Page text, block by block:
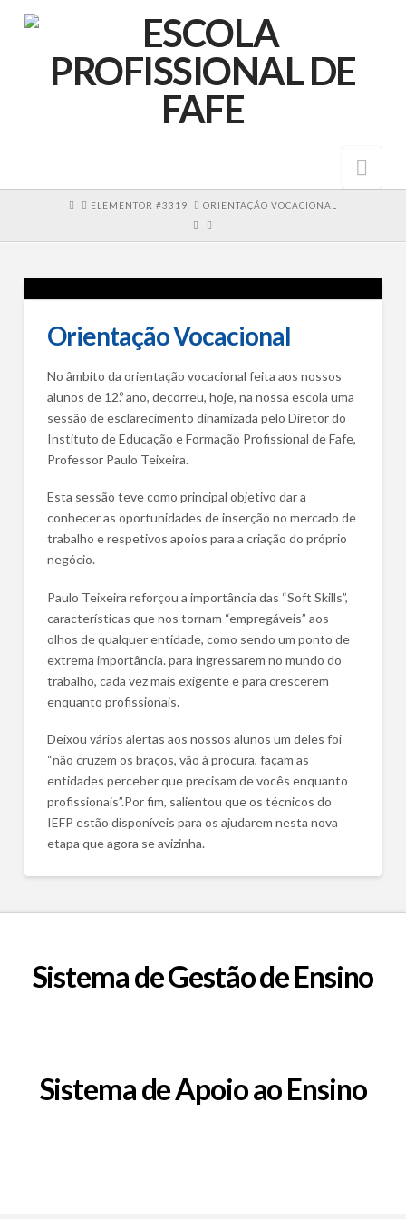
HOMEELEMENTOR #3319 ORIENTAÇÃO VOCACIONAL
Orientação Vocacional
No âmbito da orientação vocacional feita aos nossos
alunos de 12.º ano, decorreu, hoje, na nossa escola uma
sessão de esclarecimento dinamizada pelo Diretor do
Instituto de Educação e Formação Profissional de Fafe,
Professor Paulo Teixeira.
Esta sessão teve como principal objetivo dar a
conhecer as oportunidades de inserção no mercado de
trabalho e respetivos apoios para a criação do próprio
negócio.
Paulo Teixeira reforçou a importância das “Soft Skills”,
características que nos tornam “empregáveis” aos
olhos de qualquer entidade, como sendo um ponto de
extrema importância. para ingressarem no mundo do
trabalho, cada vez mais exigente e para crescerem
enquanto profissionais.
Deixou vários alertas aos nossos alunos um deles foi
“não cruzem os braços, vão à procura, façam as
entidades perceber que precisam de vocês enquanto
profissionais”.Por fim, salientou que os técnicos do
IEFP estão disponíveis para os ajudarem nesta nova
etapa que agora se avizinha.
Sistema de Gestão de Ensino
Sistema de Apoio ao Ensino